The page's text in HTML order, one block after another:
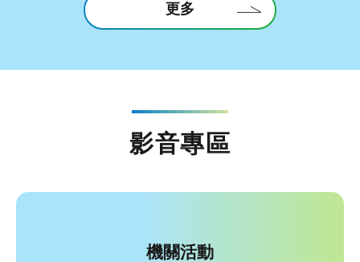
更多
影音專區
機關活動